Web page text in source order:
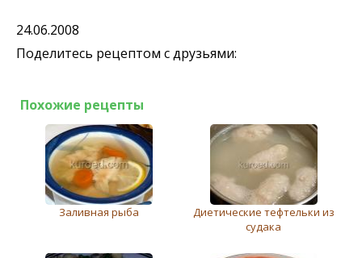
24.06.2008
Поделитесь рецептом с друзьями:
Похожие рецепты
Заливная рыба
Диетические тефтельки из
судака